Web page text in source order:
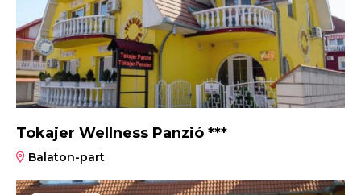
Tokajer Wellness Panzió ***
Balaton-part